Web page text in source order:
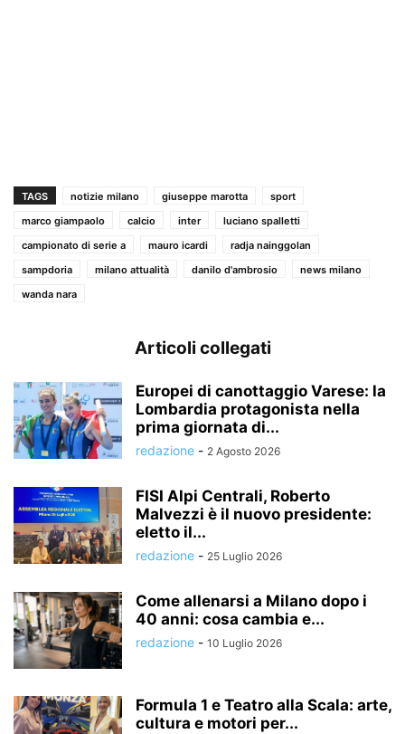
TAGS notizie milano giuseppe marotta
sport
marco giampaolo
calcio inter
luciano spalletti
campionato di serie a
mauro icardi
radja nainggolan
sampdoria
milano attualità danilo d'ambrosio
news milano
wanda nara
Articoli collegati
Europei di canottaggio Varese: la
Lombardia protagonista nella
prima giornata di...
redazione - 2 Agosto 2026
FISI Alpi Centrali, Roberto
Malvezzi è il nuovo presidente:
eletto il...
redazione - 25 Luglio 2026
Come allenarsi a Milano dopo i
40 anni: cosa cambia e...
redazione - 10 Luglio 2026
Formula 1 e Teatro alla Scala: arte,
cultura e motori per...